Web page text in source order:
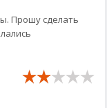
Прошу сделать